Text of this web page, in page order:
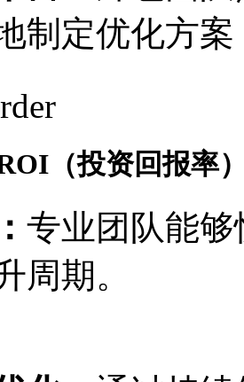
制定优化方
（投资回报率
专业团队能
周期。